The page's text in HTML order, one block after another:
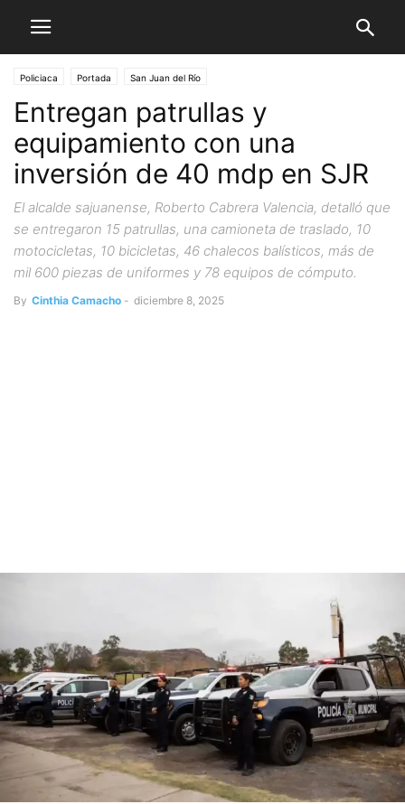
Policiaca Portada San Juan del Río
Entregan patrullas y
equipamiento con una
inversión de 40 mdp en SJR
El alcalde sajuanense, Roberto Cabrera Valencia, detalló que
se entregaron 15 patrullas, una camioneta de traslado, 10
motocicletas, 10 bicicletas, 46 chalecos balísticos, más de
mil 600 piezas de uniformes y 78 equipos de cómputo.
By Cinthia Camacho - diciembre 8, 2025